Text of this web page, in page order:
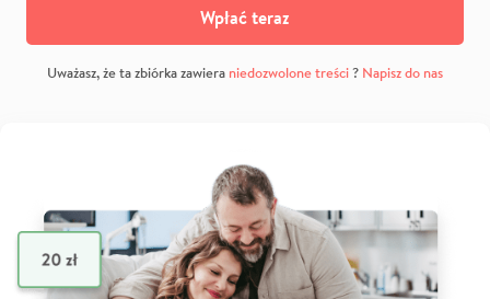
Wpłać teraz
Uważasz, że ta zbiórka zawiera niedozwolone treści? Napisz do nas